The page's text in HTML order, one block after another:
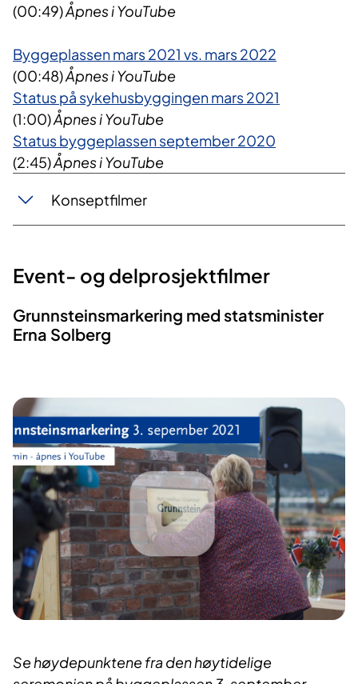
(00:49)Åpnes i YouTube
Byggeplassen mars 2021 vs. mars 2022
(00:48)Åpnes i YouTube
Status på sykehusbyggingen mars 2021
(1:00)Åpnes i YouTube
​Status byggeplassen september 2020
(2:45)Åpnes i YouTube
​Konseptfilmer
Event- og delprosjektfilmer
Grunnsteinsmarkering med statsminister
Erna Solberg
Se høydepunktene fra den høytidelige